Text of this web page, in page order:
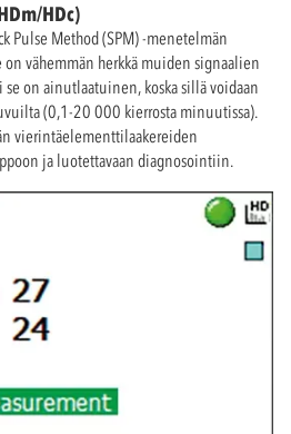
HDc)
Pulse Method (SPM) -menetelmän
vähemmän herkkä muiden signaalien
on ainutlaatuinen, koska sillä voidaan
(0,1-20 000 kierrosta minuutissa).
vierintäelementtilaakereiden
ja luotettavaan diagnosointiin.